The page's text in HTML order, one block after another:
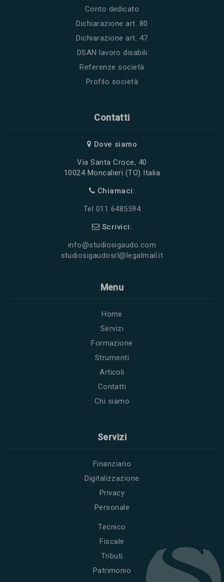
Conto dedicato
Dichiarazione art. 80
Dichiarazione art. 47
DSAN lavoro disabili
Referenze società
Profilo società
Contatti
Dove siamo
Via Santa Croce, 40
10024 Moncalieri (TO) Italia
Chiamaci:
Tel 011 6485594
Scrivici:
info@studiosigaudo.com
studiosigaudosrl@legalmail.it
Menu
Home
Servizi
Formazione
Strumenti
Articoli
Contatti
Chi siamo
Servizi
Finanziario
Digitalizzazione
Privacy
Personale
Tecnico
Fiscale
Tributi
Patrimonio